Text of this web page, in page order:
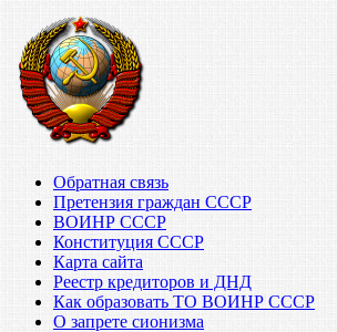
Обратная связь
Претензия граждан СССР
ВОИНР СССР
Конституция СССР
Карта сайта
Реестр кредиторов и ДНД
Как образовать ТО ВОИНР СССР
О запрете сионизма